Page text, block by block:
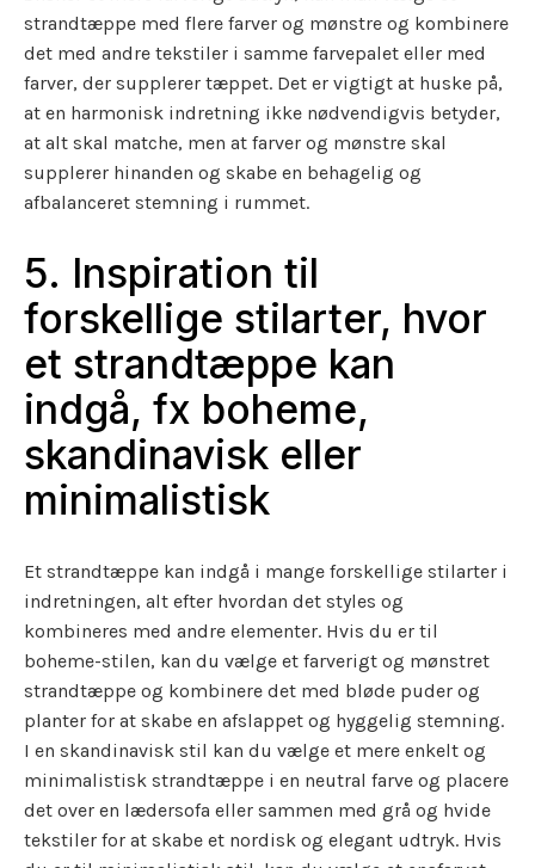
strandtæppe med flere farver og mønstre og kombinere
det med andre tekstiler i samme farvepalet eller med
farver, der supplerer tæppet. Det er vigtigt at huske på,
at en harmonisk indretning ikke nødvendigvis betyder,
at alt skal matche, men at farver og mønstre skal
supplerer hinanden og skabe en behagelig og
afbalanceret stemning i rummet.
5. Inspiration til
forskellige stilarter, hvor
et strandtæppe kan
indgå, fx boheme,
skandinavisk eller
minimalistisk
Et strandtæppe kan indgå i mange forskellige stilarter i
indretningen, alt efter hvordan det styles og
kombineres med andre elementer. Hvis du er til
boheme-stilen, kan du vælge et farverigt og mønstret
strandtæppe og kombinere det med bløde puder og
planter for at skabe en afslappet og hyggelig stemning.
I en skandinavisk stil kan du vælge et mere enkelt og
minimalistisk strandtæppe i en neutral farve og placere
det over en lædersofa eller sammen med grå og hvide
tekstiler for at skabe et nordisk og elegant udtryk. Hvis